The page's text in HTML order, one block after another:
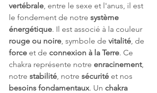
vertébrale , entre le sexe et l'anus, il est
le fondement de notre système
énergétique. Il est associé à la couleur
rouge ou noire , symbole de vitalité , de
force et de connexion à la Terre. Ce
chakra représente notre enracinement,
notre stabilité , notre sécurité et nos
besoins fondamentaux. Un chakra